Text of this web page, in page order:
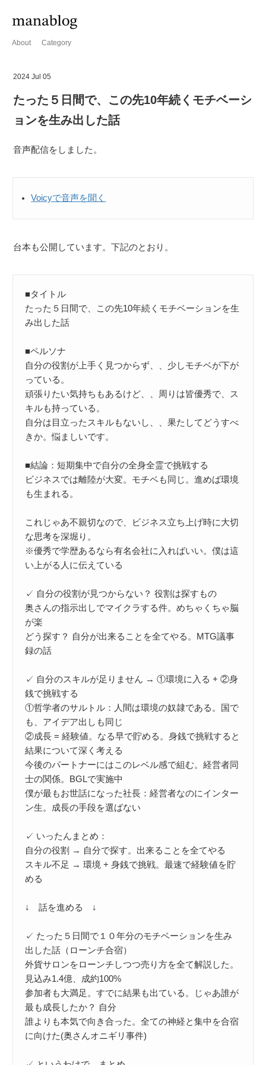
About Category
2024 Jul 05
たった５日間で、この先10年続くモチベーシ
ョンを生み出した話
音声配信をしました。
Voicyで音声を聞く
台本も公開しています。下記のとおり。
■タイトル
たった５日間で、この先10年続くモチベーションを生
み出した話
■ペルソナ
自分の役割が上手く見つからず、、少しモチベが下が
っている。
頑張りたい気持ちもあるけど、、周りは皆優秀で、ス
キルも持っている。
自分は目立ったスキルもないし、、果たしてどうすべ
きか。悩ましいです。
■結論：短期集中で自分の全身全霊で挑戦する
ビジネスでは離陸が大変。モチベも同じ。進めば環境
も生まれる。
これじゃあ不親切なので、ビジネス立ち上げ時に大切
な思考を深堀り。
※優秀で学歴あるなら有名会社に入ればいい。僕は這
い上がる人に伝えている
✓ 自分の役割が見つからない？ 役割は探すもの
奥さんの指示出しでマイクラする件。めちゃくちゃ脳
が楽
どう探す？ 自分が出来ることを全てやる。MTG議事
録の話
✓ 自分のスキルが足りません → ①環境に入る + ②身
銭で挑戦する
①哲学者のサルトル：人間は環境の奴隷である。国で
も、アイデア出しも同じ
②成長 = 経験値。なる早で貯める。身銭で挑戦すると
結果について深く考える
今後のパートナーにはこのレベル感で組む。経営者同
士の関係。BGLで実施中
僕が最もお世話になった社長：経営者なのにインター
ン生。成長の手段を選ばない
✓ いったんまとめ：
自分の役割 → 自分で探す。出来ることを全てやる
スキル不足 → 環境 + 身銭で挑戦。最速で経験値を貯
める
↓　話を進める　↓
✓ たった５日間で１０年分のモチベーションを生み
出した話（ローンチ合宿）
外貨サロンをローンチしつつ売り方を全て解説した。
見込み1.4億、成約100%
参加者も大満足。すでに結果も出ている。じゃあ誰が
最も成長したか？ 自分
誰よりも本気で向き合った。全ての神経と集中を合宿
に向けた(奥さんオニギリ事件)